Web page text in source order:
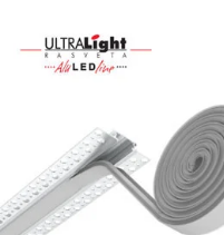
Najveći
izbor
SIJALICA
u
regionu